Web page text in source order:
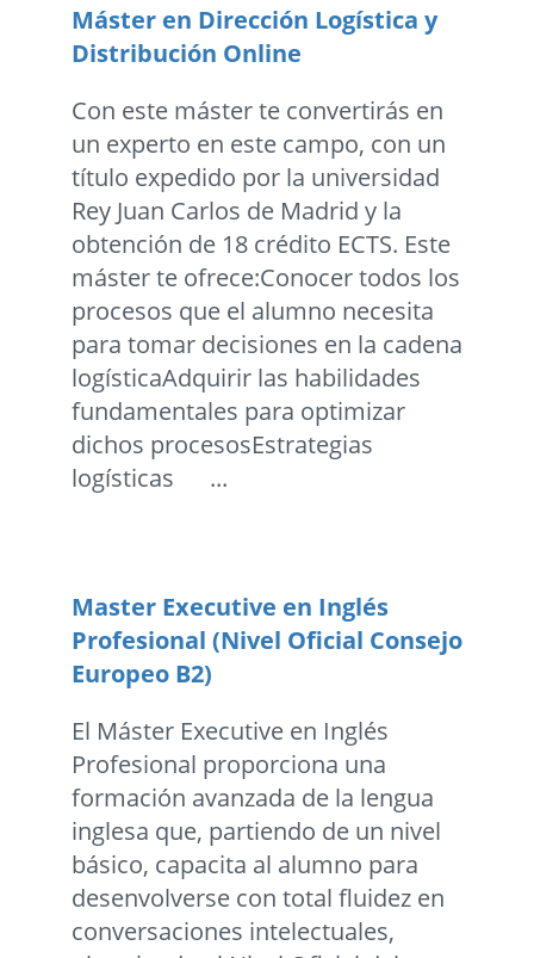
Máster en Dirección Logística y
Distribución Online
Con este máster te convertirás en
un experto en este campo, con un
título expedido por la universidad
Rey Juan Carlos de Madrid y la
obtención de 18 crédito ECTS. Este
máster te ofrece:Conocer todos los
procesos que el alumno necesita
para tomar decisiones en la cadena
logísticaAdquirir las habilidades
fundamentales para optimizar
dichos procesosEstrategias
logísticas ...
Master Executive en Inglés
Profesional (Nivel Oficial Consejo
Europeo B2)
El Máster Executive en Inglés
Profesional proporciona una
formación avanzada de la lengua
inglesa que, partiendo de un nivel
básico, capacita al alumno para
desenvolverse con total fluidez en
conversaciones intelectuales,